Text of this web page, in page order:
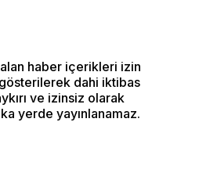
haber içerikleri izin
dahi iktibas
ve izinsiz olarak
yerde yayınlanamaz.